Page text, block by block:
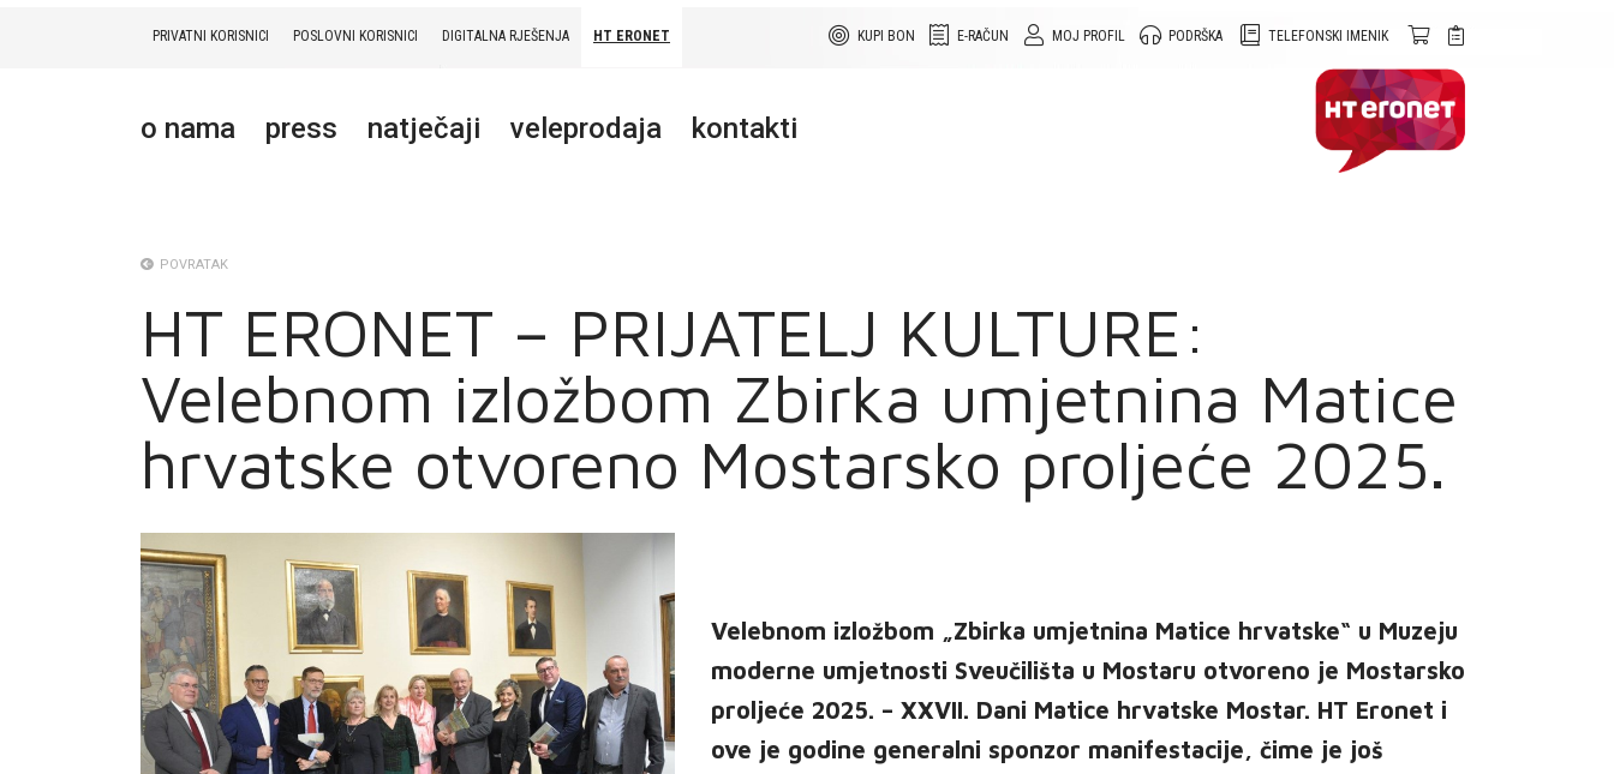
TELEFONSKI IMENIK
PODRŠKA
MOJ PROFIL
E-RAČUN
KUPI BON
PRIVATNI KORISNICI POSLOVNI KORISNICI DIGITALNA RJEŠENJA HT ERONET
o nama press natječaji veleprodaja kontakti
TELEFONSKI IMENIK
POVRATAK
HT ERONET – PRIJATELJ KULTURE:
Velebnom izložbom Zbirka umjetnina Matice
hrvatske otvoreno Mostarsko proljeće 2025.
Velebnom izložbom „Zbirka umjetnina Matice hrvatske“ u Muzeju
moderne umjetnosti Sveučilišta u Mostaru otvoreno je Mostarsko
proljeće 2025. – XXVII. Dani Matice hrvatske Mostar. HT Eronet i
ove je godine generalni sponzor manifestacije, čime je još